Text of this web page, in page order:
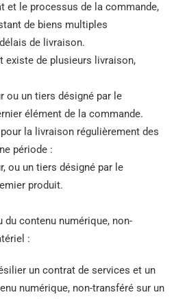
et le processus de la commande,
de biens multiples
de livraison.
existe de plusieurs livraison,
ou un tiers désigné par le
élément de la commande.
la livraison régulièrement des
période :
ou un tiers désigné par le
produit.
contenu numérique, non-
:
un contrat de services et un
numérique, non-transféré sur un